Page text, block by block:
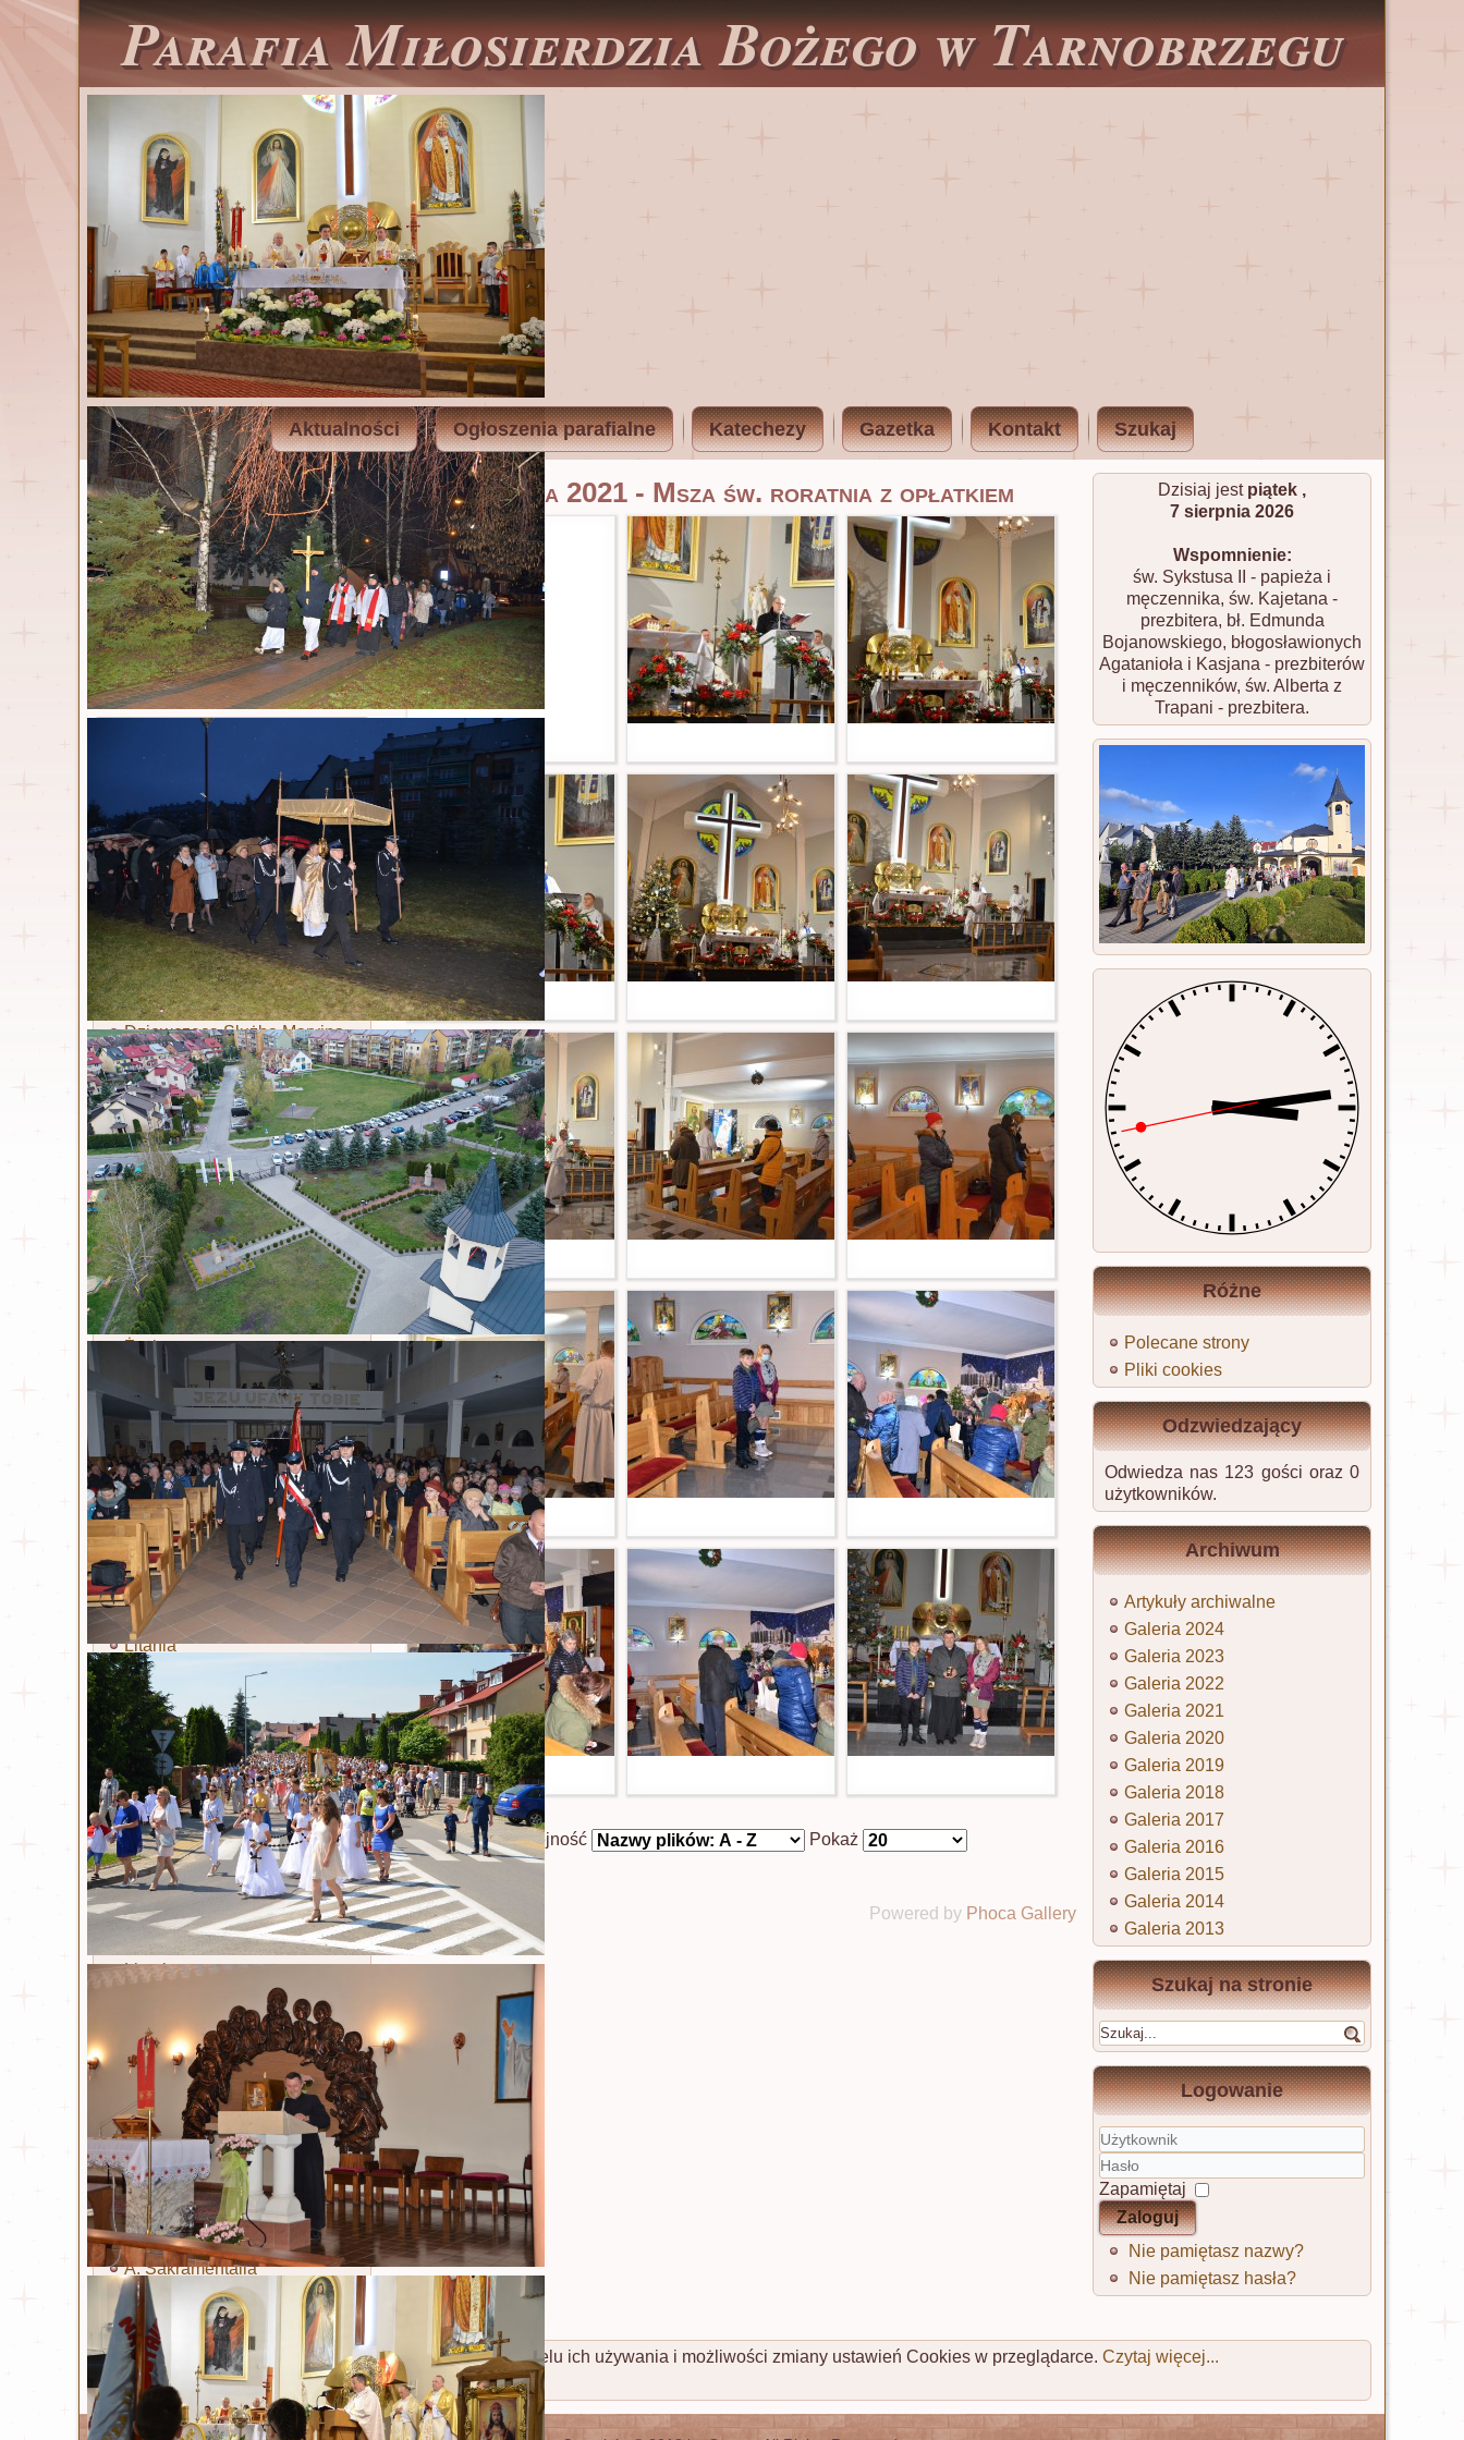
Parafia Miłosierdzia Bożego w Tarnobrzegu
Aktualności Ogłoszenia parafialne Katechezy Gazetka Kontakt Szukaj
Parafia
Msze św. i nabożeństwa
Duszpasterze
Kancelaria
Historia
Parafia w statystyce
Nasz kościół
Standardy ochrony małoletnich
Zespół ds. prewencji
Osoby włączone w
duszpasterstwo
Wspólnoty parafialne
Ruch Światło - Oaza
Liturgiczna Służba Ołtarza
Dziewczęca Służba Maryjna
Żywy Różaniec
Akcja Katolicka
Wspólnota dla Intronizacji
NSPJ
Stowarzyszenie Krwi
Chrystusa
Legion Maryi
Koła koronkowe
Św. Siostra Faustyna
Życiorys
Dzienniczek
Litania
Nowenna
Odpust zupełny
Miłosierdzie Boże
Kult Miłosierdzia Bożego
Obraz Jezusa Miłosiernego
Koronka
Litania
Nowenna
Święty Jan Paweł II
Życiorys
Modlitwa i Litania
Wiersze
Bł. ks. Michał Sopoćko
Życiorys
Litania
Sakramenty i obrzędy
Chrzest
Eucharystia
Bierzmowanie
Kapłaństwo
Małżeństwo
Namaszczenie chorych
Pokuta
A. Sakramentalia
B. Sakramentalia
Galeria 2021 - Msza św. roratnia z opłatkiem
Kolejność Pokaż
Powered by Phoca Gallery
Dzisiaj jest piątek ,
7 sierpnia 2026
Wspomnienie:
św. Sykstusa II - papieża i
męczennika, św. Kajetana -
prezbitera, bł. Edmunda
Bojanowskiego, błogosławionych
Agatanioła i Kasjana - prezbiterów
i męczenników, św. Alberta z
Trapani - prezbitera.
Różne
Polecane strony
Pliki cookies
Odzwiedzający
Odwiedza nas 123 gości oraz 0
użytkowników.
Archiwum
Artykuły archiwalne
Galeria 2024
Galeria 2023
Galeria 2022
Galeria 2021
Galeria 2020
Galeria 2019
Galeria 2018
Galeria 2017
Galeria 2016
Galeria 2015
Galeria 2014
Galeria 2013
Szukaj na stronie
Logowanie
Użytkownik
Hasło
Zapamiętaj
Zaloguj
Nie pamiętasz nazwy?
Nie pamiętasz hasła?
Ta strona używa plików Cookies. Dowiedz się więcej o celu ich używania i możliwości zmiany ustawień Cookies w przeglądarce. Czytaj więcej...